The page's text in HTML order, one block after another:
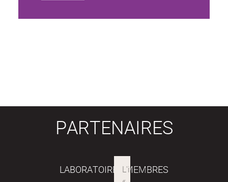
PARTENAIRES
LABORATOIRES MEMBRES